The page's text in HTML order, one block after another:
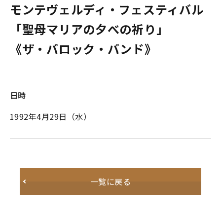
モンテヴェルディ・フェスティバル
「聖母マリアの夕べの祈り」
《ザ・バロック・バンド》
日時
1992年4月29日（水）
一覧に戻る